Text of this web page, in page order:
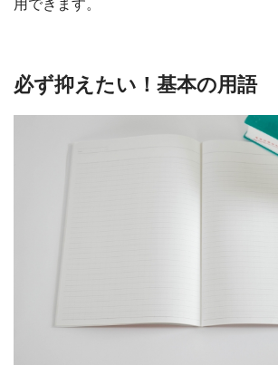
用できます。
必ず抑えたい！基本の用語